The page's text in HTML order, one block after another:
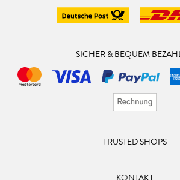
SICHER & BEQUEM
TRUSTED SHOPS